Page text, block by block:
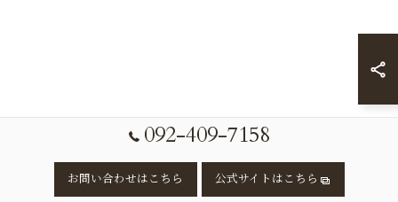
092-409-7158
お問い合わせはこちら 公式サイトはこちら